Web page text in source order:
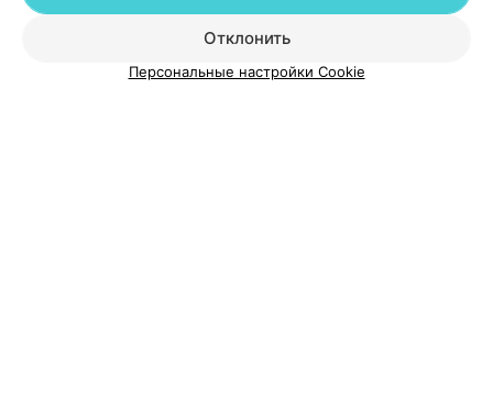
Добавить специалиста
Отклонить
Персональные настройки Cookie